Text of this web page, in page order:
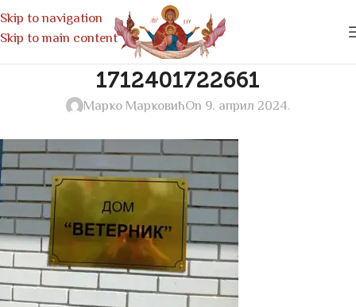
Skip to navigation
Skip to main content
1712401722661
Марко МарковићOn 9. април 2024.